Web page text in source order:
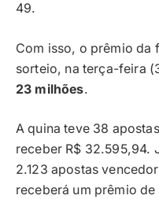
49.
Com isso, o prêmio da
sorteio, na terça-feira
23 milhões.
A quina teve 38
receber R$ 32.595,94.
2.123 apostas
receberá um prêmio de